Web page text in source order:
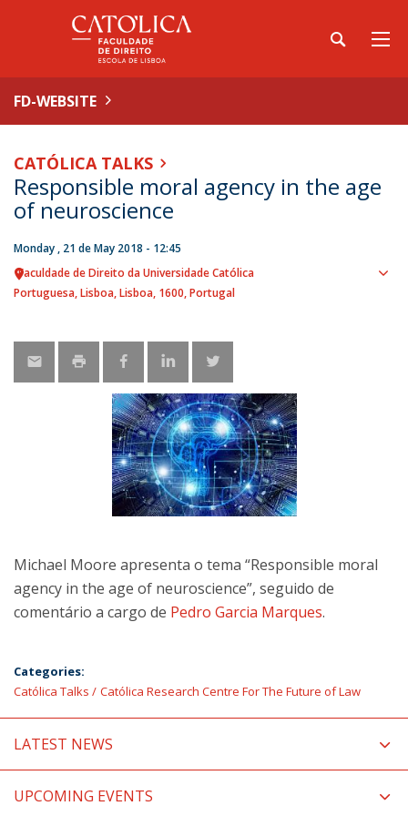
FD-WEBSITE
CATÓLICA TALKS
Responsible moral agency in the age
of neuroscience
Monday , 21 de May 2018 - 12:45
Faculdade de Direito da Universidade Católica
Portuguesa Lisboa Lisboa 1600 Portugal
Michael Moore apresenta o tema “Responsible moral
agency in the age of neuroscience”, seguido de
comentário a cargo de Pedro Garcia Marques.
Categories:
Católica Talks
Católica Research Centre For The Future of Law
LATEST NEWS
UPCOMING EVENTS